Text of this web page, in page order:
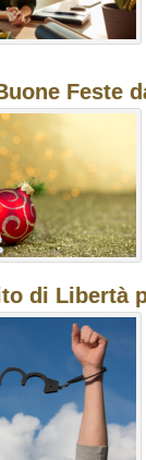
Feste
di Libertà